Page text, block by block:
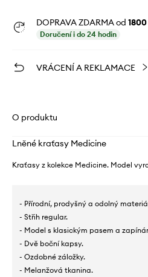
DOPRAVA ZDARMA od
Doručení i do 24 hodin
VRÁCENÍ A REKLAMACE
O produktu
Lněné kraťasy Medicine
Kraťasy z kolekce Medicine. Model
- Přírodní, prodyšný a odolný
- Střih regular.
- Model s klasickým pasem a
- Dvě boční kapsy.
- Ozdobné záložky.
- Melanžová tkanina.